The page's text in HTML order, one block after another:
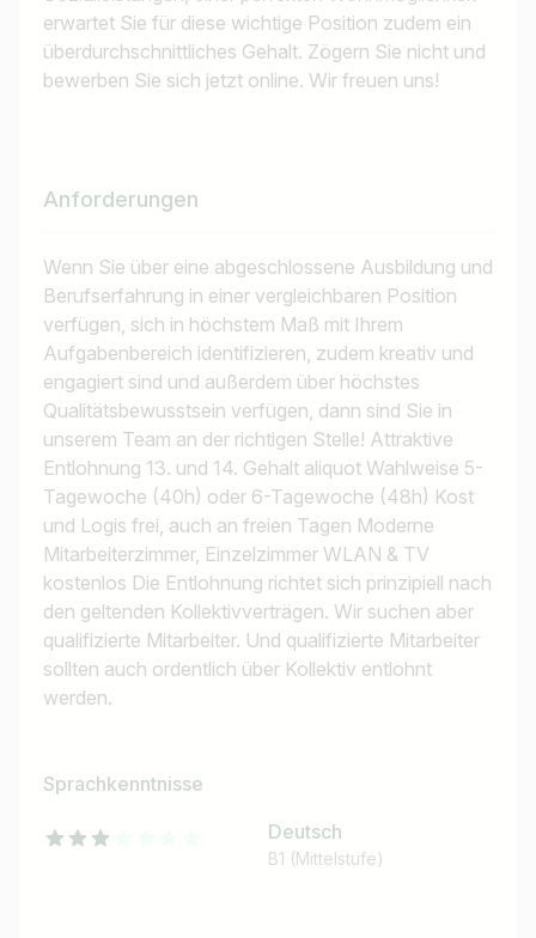
erwartet Sie für diese wichtige Position zudem ein
überdurchschnittliches Gehalt. Zögern Sie nicht und
bewerben Sie sich jetzt online. Wir freuen uns!
Anforderungen
Wenn Sie über eine abgeschlossene Ausbildung und
Berufserfahrung in einer vergleichbaren Position
verfügen, sich in höchstem Maß mit Ihrem
Aufgabenbereich identifizieren, zudem kreativ und
engagiert sind und außerdem über höchstes
Qualitätsbewusstsein verfügen, dann sind Sie in
unserem Team an der richtigen Stelle! Attraktive
Entlohnung 13. und 14. Gehalt aliquot Wahlweise 5-
Tagewoche (40h) oder 6-Tagewoche (48h) Kost
und Logis frei, auch an freien Tagen Moderne
Mitarbeiterzimmer, Einzelzimmer WLAN & TV
kostenlos Die Entlohnung richtet sich prinzipiell nach
den geltenden Kollektivverträgen. Wir suchen aber
qualifizierte Mitarbeiter. Und qualifizierte Mitarbeiter
sollten auch ordentlich über Kollektiv entlohnt
werden.
Sprachkenntnisse
Deutsch
B1 (Mittelstufe)